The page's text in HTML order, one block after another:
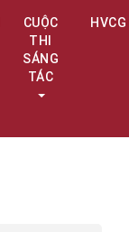
CUỘC
THI
SÁNG
TÁC
HVCG